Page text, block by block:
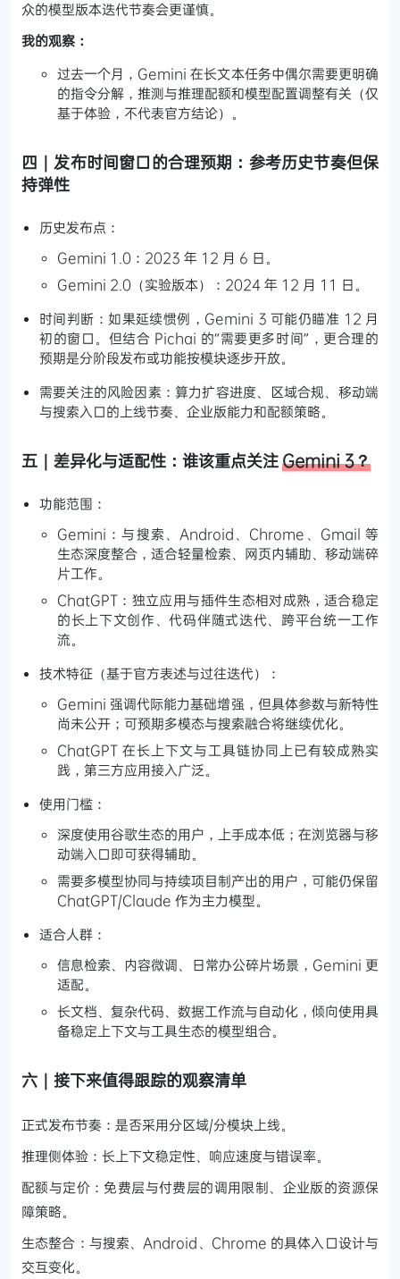
众的模型版本迭代节奏会更谨慎。
我的观察：
过去一个月，Gemini 在长文本任务中偶尔需要更明确
的指令分解，推测与推理配额和模型配置调整有关（仅
基于体验，不代表官方结论）。
四｜发布时间窗口的合理预期：参考历史节奏但保
持弹性
历史发布点：
Gemini 1.0：2023 年 12 月 6 日。
Gemini 2.0（实验版本）：2024 年 12 月 11 日。
时间判断：如果延续惯例，Gemini 3 可能仍瞄准 12 月
初的窗口。但结合 Pichai 的“需要更多时间”，更合理的
预期是分阶段发布或功能按模块逐步开放。
需要关注的风险因素：算力扩容进度、区域合规、移动端
与搜索入口的上线节奏、企业版能力和配额策略。
五｜差异化与适配性：谁该重点关注Gemini 3？
功能范围：
Gemini：与搜索、Android、Chrome、Gmail 等
生态深度整合，适合轻量检索、网页内辅助、移动端碎
片工作。
ChatGPT：独立应用与插件生态相对成熟，适合稳定
的长上下文创作、代码伴随式迭代、跨平台统一工作
流。
技术特征（基于官方表述与过往迭代）：
Gemini 强调代际能力基础增强，但具体参数与新特性
尚未公开；可预期多模态与搜索融合将继续优化。
ChatGPT 在长上下文与工具链协同上已有较成熟实
践，第三方应用接入广泛。
使用门槛：
深度使用谷歌生态的用户，上手成本低；在浏览器与移
动端入口即可获得辅助。
需要多模型协同与持续项目制产出的用户，可能仍保留
ChatGPT/Claude 作为主力模型。
适合人群：
信息检索、内容微调、日常办公碎片场景，Gemini 更
适配。
长文档、复杂代码、数据工作流与自动化，倾向使用具
备稳定上下文与工具生态的模型组合。
六｜接下来值得跟踪的观察清单
正式发布节奏：是否采用分区域/分模块上线。
推理侧体验：长上下文稳定性、响应速度与错误率。
配额与定价：免费层与付费层的调用限制、企业版的资源保
障策略。
生态整合：与搜索、Android、Chrome 的具体入口设计与
交互变化。